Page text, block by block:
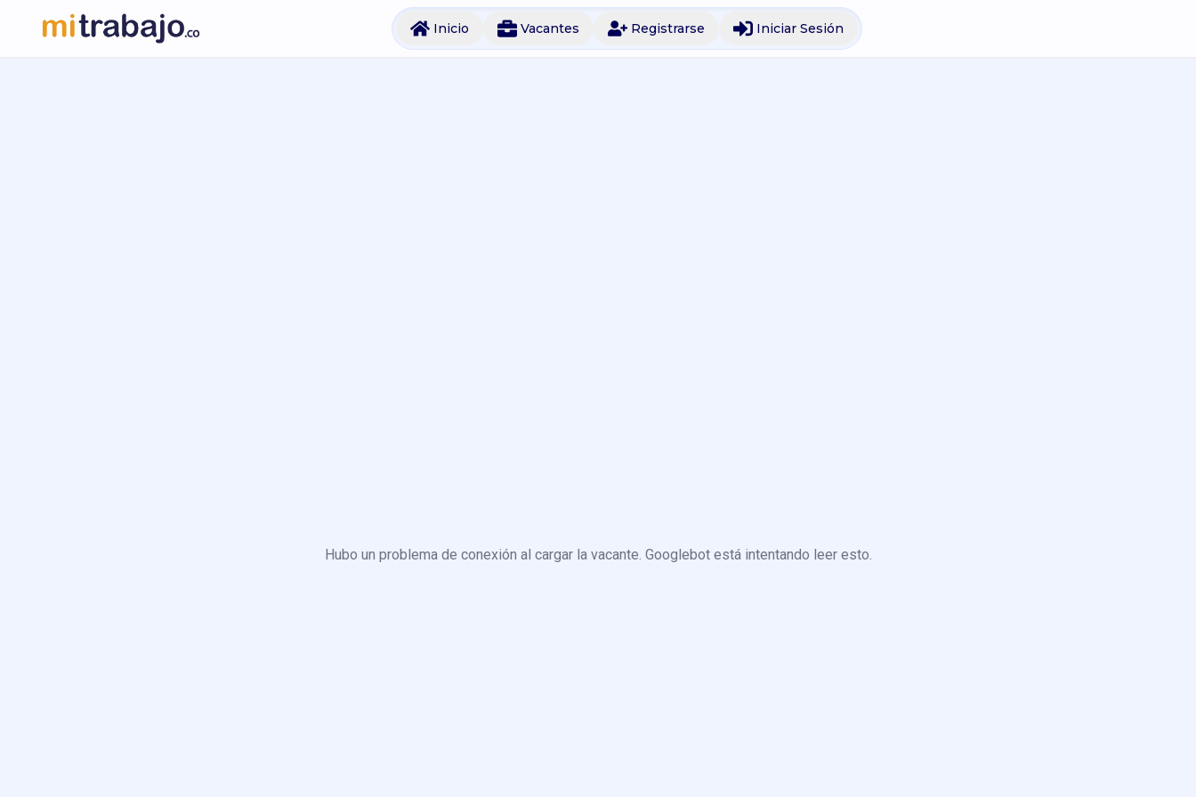
Inicio Vacantes Registrarse Iniciar Sesión
Hubo un problema de conexión al cargar la vacante. Googlebot está intentando leer esto.